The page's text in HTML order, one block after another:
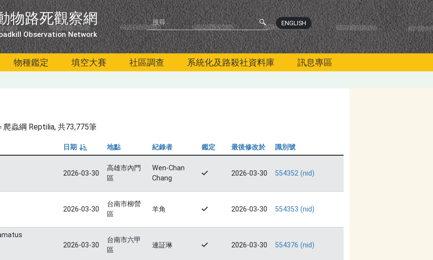
物路死觀察網
Observation Network
ENGLISH
物種鑑定 填空大賽 社區調查 系統化及路殺社資料庫 訊息專區
爬蟲綱 Reptilia, 共73,775筆
日期
由小到大
地點 紀錄者 鑑定 最後修改於
識別號
2026-03-30
高雄市內門
區
Wen-Chan
Chang
2026-03-30 554352 (nid)
2026-03-30
台南市柳營
區
羊角 2026-03-30 554353 (nid)
2026-03-30
台南市六甲
區
連証琳 2026-03-30 554376 (nid)